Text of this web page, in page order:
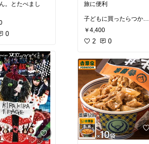
。とたべまし
0
旅に便利
子どもに買ったらつかい
やすそうだったから、真
似して色違いかいまし
た。
￥4,400
2 0